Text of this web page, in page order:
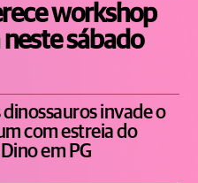
workshop
sábado
dinossauros invade o
com estreia do
em PG